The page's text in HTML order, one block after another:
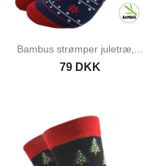
Bambus strømper juletræ,...
79 DKK